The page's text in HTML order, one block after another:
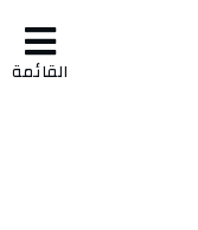
القائمة